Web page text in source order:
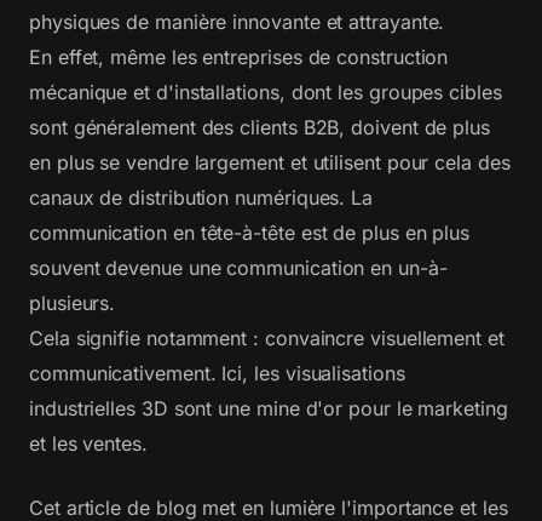
physiques de manière innovante et attrayante.
En effet, même les entreprises de construction
mécanique et d'installations, dont les groupes cibles
sont généralement des clients B2B, doivent de plus
en plus se vendre largement et utilisent pour cela des
canaux de distribution numériques. La
communication en tête-à-tête est de plus en plus
souvent devenue une communication en un-à-
plusieurs.
Cela signifie notamment : convaincre visuellement et
communicativement. Ici, les visualisations
industrielles 3D sont une mine d'or pour le marketing
et les ventes.
Cet article de blog met en lumière l'importance et les